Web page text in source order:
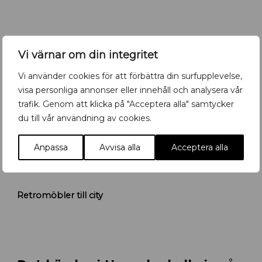
Vi värnar om din integritet
Vi använder cookies för att förbättra din surfupplevelse,
visa personliga annonser eller innehåll och analysera vår
trafik. Genom att klicka på "Acceptera alla" samtycker
du till vår användning av cookies.
Anpassa Avvisa alla Acceptera alla
r
U
p
p
s
e
ö
Retromöbler till city